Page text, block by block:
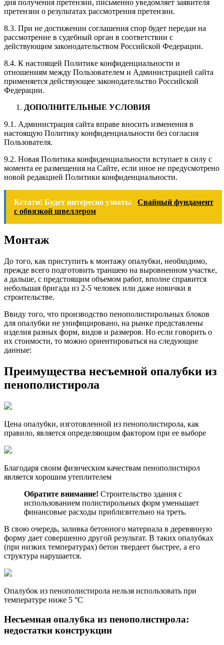
дня получения претензии, письменно уведомляет заявителя
претензии о результатах рассмотрения претензии.
8.3. При не достижении соглашения спор будет передан на
рассмотрение в судебный орган в соответствии с
действующим законодательством Российской Федерации.
8.4. К настоящей Политике конфиденциальности и
отношениям между Пользователем и Администрацией сайта
применяется действующее законодательство Российской
Федерации.
ДОПОЛНИТЕЛЬНЫЕ УСЛОВИЯ
9.1. Администрация сайта вправе вносить изменения в
настоящую Политику конфиденциальности без согласия
Пользователя.
9.2. Новая Политика конфиденциальности вступает в силу с
момента ее размещения на Сайте, если иное не предусмотрено
новой редакцией Политики конфиденциальности.
Кстати! Будет интересно узнать:
Свайный фундамент
с обвязкой швеллером
Монтаж
До того, как приступить к монтажу опалубки, необходимо,
прежде всего подготовить траншею на выровненном участке,
а дальше, с предстоящим объемом работ, вполне справится
небольшая бригада из 2-5 человек или даже новички в
строительстве.
Ввиду того, что производство пенополистирольных блоков
для опалубки не унифицировано, на рынке представлены
изделия разных форм, видов и размеров. Но если говорить о
их стоимости, то можно ориентироваться на следующие
данные:
Преимущества несъемной опалубки из
пенополистирола
Цена опалубки, изготовленной из пенополистирола, как
правило, является определяющим фактором при ее выборе
Благодаря своим физическим качествам пенополистирол
является хорошим утеплителем
Обратите внимание! Строительство здания с
использованием полистирольных форм уменьшает
финансовые расходы приблизительно на треть.
В свою очередь, заливка бетонного материала в деревянную
форму дает совершенно другой результат. В таких опалубках
(при низких температурах) бетон твердеет быстрее, а его
структура нарушается.
Опалубок из пенополистирола нельзя использовать при
температуре ниже 5 °C
Несъемная опалубка из пенополистирола:
недостатки конструкции